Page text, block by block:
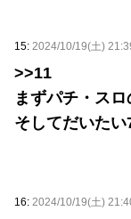
15: 2024/10/19(土)
>>11
まずパチ・スロ
そしてだいた
16: 2024/10/19(土)